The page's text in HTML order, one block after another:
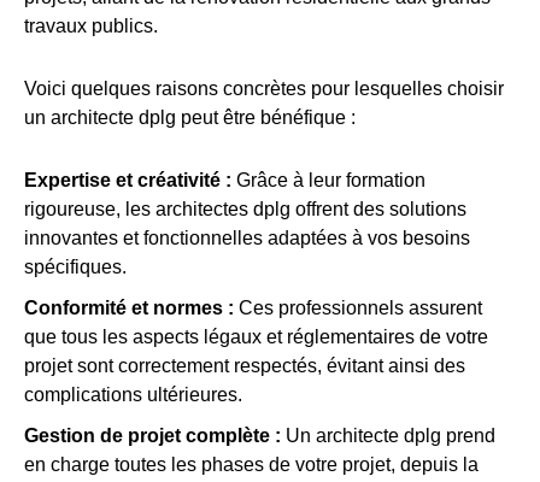
travaux publics.
Voici quelques raisons concrètes pour lesquelles choisir
un architecte dplg peut être bénéfique :
Expertise et créativité : Grâce à leur formation
rigoureuse, les architectes dplg offrent des solutions
innovantes et fonctionnelles adaptées à vos besoins
spécifiques.
Conformité et normes : Ces professionnels assurent
que tous les aspects légaux et réglementaires de votre
projet sont correctement respectés, évitant ainsi des
complications ultérieures.
Gestion de projet complète : Un architecte dplg prend
en charge toutes les phases de votre projet, depuis la